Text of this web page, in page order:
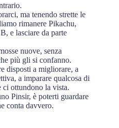
ma tenendo strette le
rimanere Pikachu,
e lasciare da parte
nuove, senza
più gli si confanno.
disposti a migliorare, a
a imparare qualcosa di
ci ottundono la vista.
Pinsir, è poterti guardare
conta davvero.